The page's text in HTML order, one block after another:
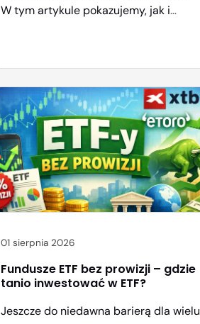
W tym artykule pokazujemy, jak i
uwagę, by Twoje inwestycje były
bezpieczne i efektywne. Jak
inwestować w polskie akcje? Na
Giełdzie Papierów Wartościowych w
Warszawie bazową walutą jest polski
Złoty. Akcje […]
01 sierpnia 2026
Fundusze ETF bez prowizji – gdzie
tanio inwestować w ETF?
Jeszcze do niedawna barierą dla wielu